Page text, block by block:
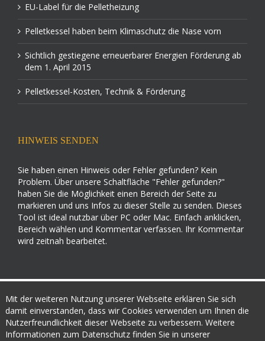
EU-Label für die Pelletheizung
Pelletkessel haben beim Klimaschutz die Nase vorn
Sichtlich gestiegene erneuerbarer Energien Förderung ab
dem 1. April 2015
Pelletkessel-Kosten, Technik & Förderung
HINWEIS SENDEN
Sie haben einen Hinweis oder Fehler gefunden? Kein
Problem. Über unsere Schaltfläche "Fehler gefunden?"
haben Sie die Möglichkeit einen Bereich der Seite zu
markieren und uns Infos zu dieser Stelle zu senden. Dieses
Tool ist ideal nutzbar über PC oder Mac. Einfach anklicken,
Bereich wählen und Kommentar verfassen. Ihr Kommentar
wird zeitnah bearbeitet.
powerd by:
© 2015Infoportal Pelletheizung
Mit der weiteren Nutzung unserer Webseite erklären Sie sich
damit einverstanden, dass wir Cookies verwenden um Ihnen die
Nutzerfreundlichkeit dieser Webseite zu verbessern. Weitere
Informationen zum Datenschutz finden Sie in unserer